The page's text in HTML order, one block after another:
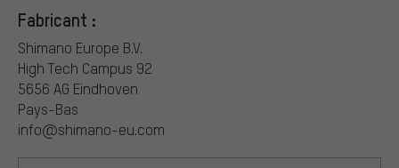
Fabricant :
Shimano Europe B.V.
High Tech Campus 92
5656 AG Eindhoven
Pays-Bas
info@shimano-eu.com